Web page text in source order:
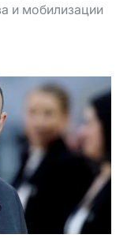
и мобилизации